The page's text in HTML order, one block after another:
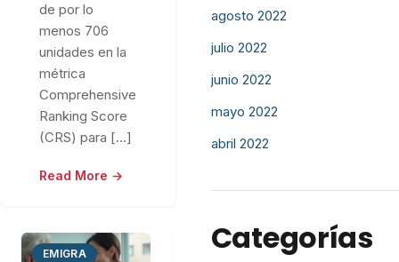
de por lo
menos 706
unidades en la
métrica
Comprehensive
Ranking Score
(CRS) para […]
Read More →
EMIGRA
agosto 2022
julio 2022
junio 2022
mayo 2022
abril 2022
Categorías